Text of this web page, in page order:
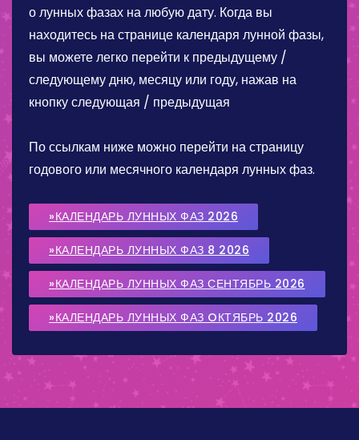
о лунных фазах на любую дату. Когда вы
находитесь на странице календаря лунной фазы,
вы можете легко перейти к предыдущему /
следующему дню, месяцу или году, нажав на
кнопку следующая / предыдущая
По ссылкам ниже можно перейти на страницу
годового или месячного календаря лунных фаз.
»КАЛЕНДАРЬ ЛУННЫХ ФАЗ 2026
»КАЛЕНДАРЬ ЛУННЫХ ФАЗ 8 2026
»КАЛЕНДАРЬ ЛУННЫХ ФАЗ СЕНТЯБРЬ 2026
»КАЛЕНДАРЬ ЛУННЫХ ФАЗ OКТЯБРЬ 2026